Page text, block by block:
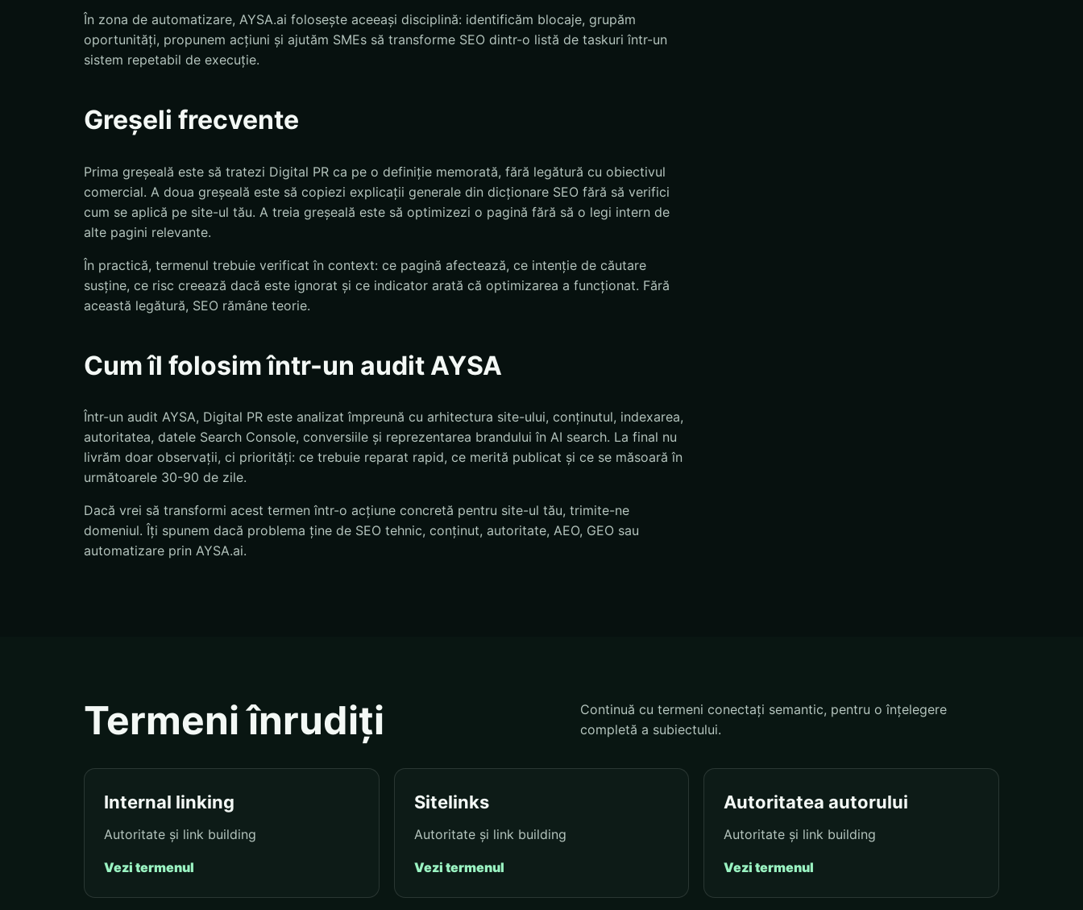
În zona de automatizare, AYSA.ai folosește aceeași disciplină: identificăm blocaje, grupăm
oportunități, propunem acțiuni și ajutăm SMEs să transforme SEO dintr-o listă de taskuri într-un
sistem repetabil de execuție.
Greșeli frecvente
Prima greșeală este să tratezi Digital PR ca pe o definiție memorată, fără legătură cu obiectivul
comercial. A doua greșeală este să copiezi explicații generale din dicționare SEO fără să verifici
cum se aplică pe site-ul tău. A treia greșeală este să optimizezi o pagină fără să o legi intern de
alte pagini relevante.
În practică, termenul trebuie verificat în context: ce pagină afectează, ce intenție de căutare
susține, ce risc creează dacă este ignorat și ce indicator arată că optimizarea a funcționat. Fără
această legătură, SEO rămâne teorie.
Cum îl folosim într-un audit AYSA
Într-un audit AYSA, Digital PR este analizat împreună cu arhitectura site-ului, conținutul, indexarea,
autoritatea, datele Search Console, conversiile și reprezentarea brandului în AI search. La final nu
livrăm doar observații, ci priorități: ce trebuie reparat rapid, ce merită publicat și ce se măsoară în
următoarele 30-90 de zile.
Dacă vrei să transformi acest termen într-o acțiune concretă pentru site-ul tău, trimite-ne
domeniul. Îți spunem dacă problema ține de SEO tehnic, conținut, autoritate, AEO, GEO sau
automatizare prin AYSA.ai.
Termeni înrudiți
Continuă cu termeni conectați semantic, pentru o înțelegere
completă a subiectului.
Internal linking
Autoritate și link building
Vezi termenul
Sitelinks
Autoritate și link building
Vezi termenul
Autoritatea autorului
Autoritate și link building
Vezi termenul